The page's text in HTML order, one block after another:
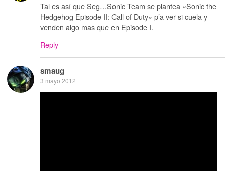
Tal es así que Seg…Sonic Team se plantea «Sonic the
Hedgehog Episode II: Call of Duty» p’a ver si cuela y
venden algo mas que en Episode I.
Reply
smaug
3 mayo 2012